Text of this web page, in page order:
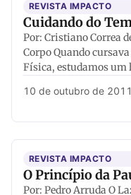
REVISTA IMPACTO
Cuidando do
Por: Cristiano Correa
Corpo Quando
Física, estudamos
10 de outubro de 2011
REVISTA IMPACTO
O Princípio da
Por: Pedro Arruda O